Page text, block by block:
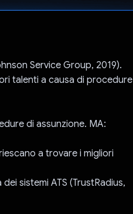
Service Group, 2019).
talenti a causa di procedure
di assunzione. MA:
a trovare i migliori
sistemi ATS (TrustRadius,